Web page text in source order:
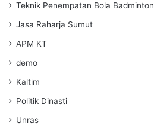
Teknik Penempatan Bola Badminton
Jasa Raharja Sumut
APM KT
demo
Kaltim
Politik Dinasti
Unras